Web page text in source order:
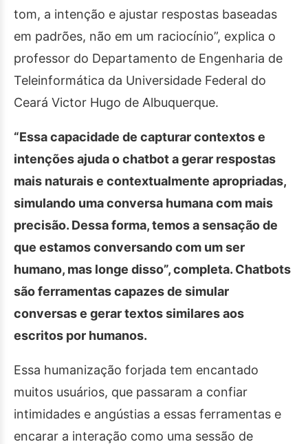
tom, a intenção e ajustar respostas baseadas
em padrões, não em um raciocínio”, explica o
professor do Departamento de Engenharia de
Teleinformática da Universidade Federal do
Ceará Victor Hugo de Albuquerque.
“Essa capacidade de capturar contextos e
intenções ajuda o chatbot a gerar respostas
mais naturais e contextualmente apropriadas,
simulando uma conversa humana com mais
precisão. Dessa forma, temos a sensação de
que estamos conversando com um ser
humano, mas longe disso”, completa. Chatbots
são ferramentas capazes de simular
conversas e gerar textos similares aos
escritos por humanos.
Essa humanização forjada tem encantado
muitos usuários, que passaram a confiar
intimidades e angústias a essas ferramentas e
encarar a interação como uma sessão de